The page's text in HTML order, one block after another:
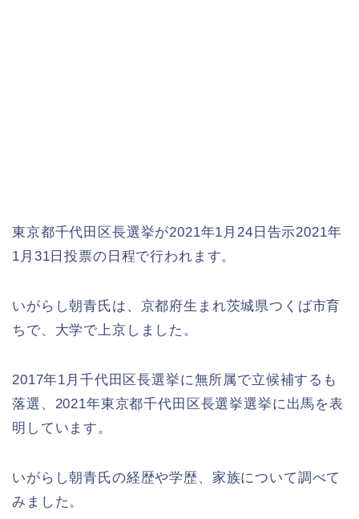
東京都千代田区長選挙が2021年1月24日告示2021年
1月31日投票の日程で行われます。
いがらし朝青氏は、京都府生まれ茨城県つくば市育
ちで、大学で上京しました。
2017年1月千代田区長選挙に無所属で立候補するも
落選、2021年東京都千代田区長選挙選挙に出馬を表
明しています。
いがらし朝青氏の経歴や学歴、家族について調べて
みました。